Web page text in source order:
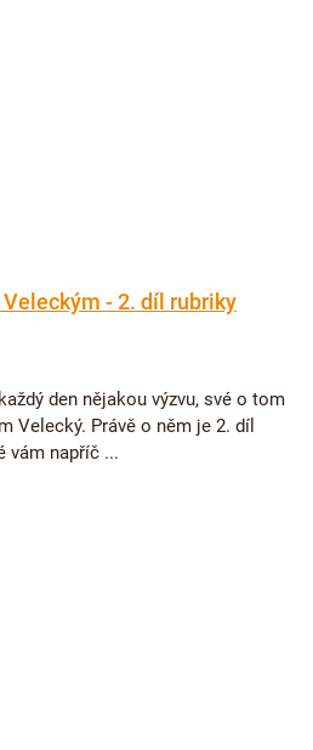
- 2. díl rubriky
den nějakou výzvu, své o tom
Velecký. Právě o něm je 2. díl
vám napříč ...